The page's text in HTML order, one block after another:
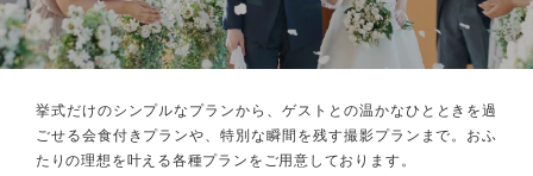
挙式だけのシンプルなプランから、ゲストとの温かなひとときを過
ごせる会食付きプランや、特別な瞬間を残す撮影プランまで。 おふ
たりの理想を叶える各種プランをご用意しております。